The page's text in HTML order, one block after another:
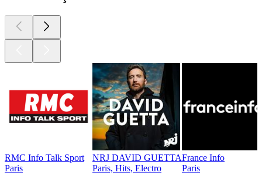
RMC Info Talk Sport
Paris
NRJ DAVID GUETTA
Paris, Hits, Electro
France Info
Paris